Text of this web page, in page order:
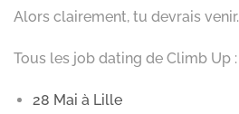
Alors clairement, tu devrais venir.
Tous les job dating de Climb Up :
28 Mai à Lille